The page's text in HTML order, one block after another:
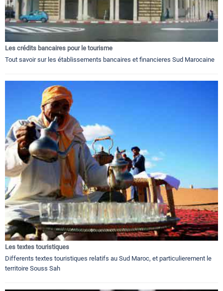
Les crédits bancaires pour le tourisme
Tout savoir sur les établissements bancaires et financieres Sud Marocaine
Les textes touristiques
Differents textes touristiques relatifs au Sud Maroc, et particulierement le
territoire Souss Sah